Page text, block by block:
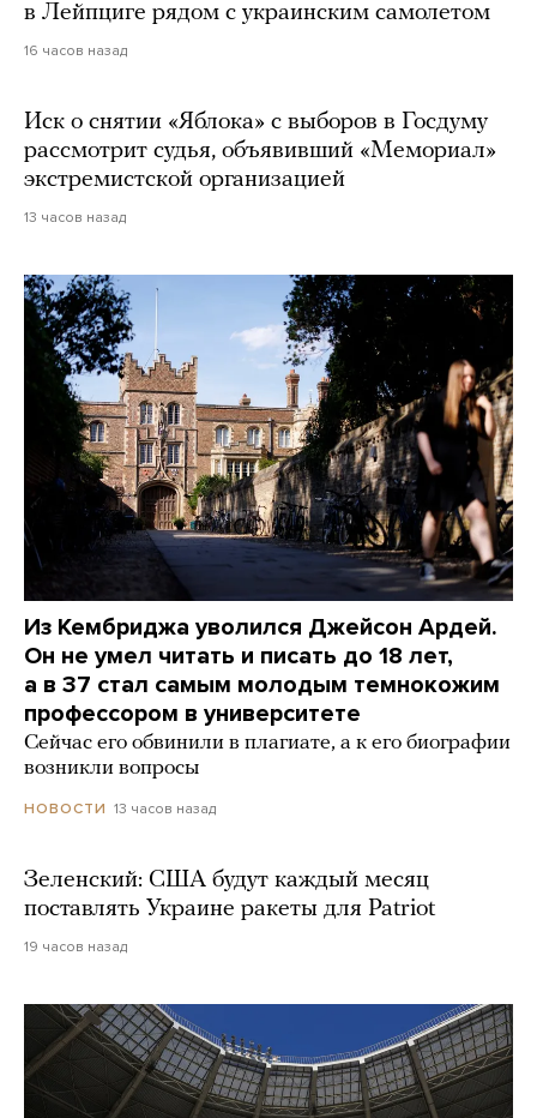
в Лейпциге рядом с украинским самолетом
16 часов назад
Иск о снятии «Яблока» с выборов в Госдуму
рассмотрит судья, объявивший «Мемориал»
экстремистской организацией
13 часов назад
Из Кембриджа уволился Джейсон Ардей.
Он не умел читать и писать до 18 лет,
а в 37 стал самым молодым темнокожим
профессором в университете
Сейчас его обвинили в плагиате, а к его биографии
возникли вопросы
НОВОСТИ 13 часов назад
Зеленский: США будут каждый месяц
поставлять Украине ракеты для Patriot
19 часов назад